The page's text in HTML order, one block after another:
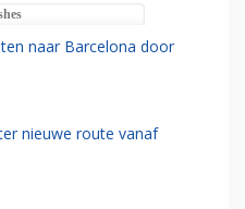
naar Barcelona door
nieuwe route vanaf